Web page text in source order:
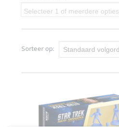
Selecteer 1 of meerdere opties
Sorteer op: